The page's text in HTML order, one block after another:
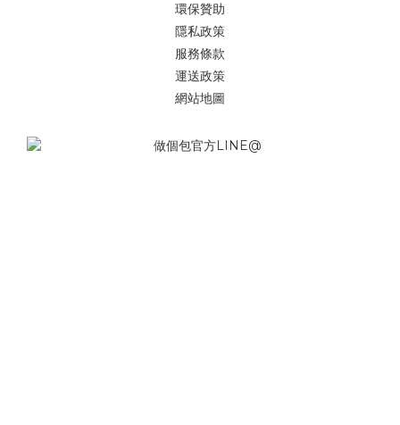
環保贊助
隱私政策
服務條款
運送政策
網站地圖